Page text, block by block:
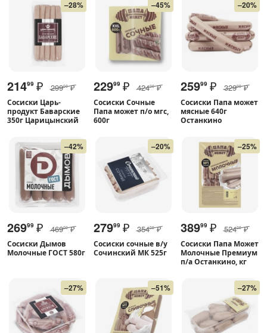
–28%
21499 ₽ 29900 ₽
Сосиски Царь-
продукт Баварские
350г Царицынский
–45%
22999 ₽ 42400 ₽
Сосиски Сочные
Папа может п/о мгс,
600г
–20%
25999 ₽ 32900 ₽
Сосиски Папа может
мясные 640г
Останкино
–42%
26999 ₽ 46900 ₽
Сосиски Дымов
Молочные ГОСТ 580г
–20%
27999 ₽ 35400 ₽
Сосиски сочные в/у
Сочинский МК 525г
–25%
38999 ₽ 52400 ₽
Сосиски Папа Может
Молочные Премиум
п/а Останкино, кг
–27% –51% –27%